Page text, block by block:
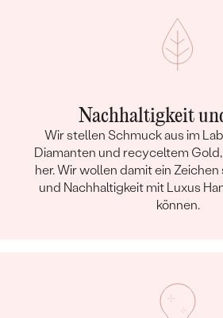
Nachhaltigkeit
Wir stellen Schmuck aus im
Diamanten und recyceltem
her. Wir wollen damit ein Zeichen
und Nachhaltigkeit mit Luxus
können.